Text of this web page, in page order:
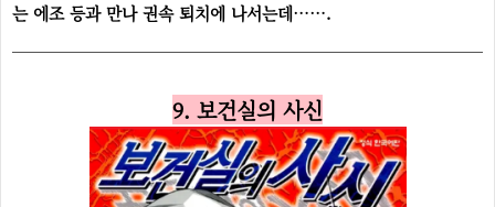
는 에조 등과 만나 권속 퇴치에 나서는데…….
9. 보건실의 사신